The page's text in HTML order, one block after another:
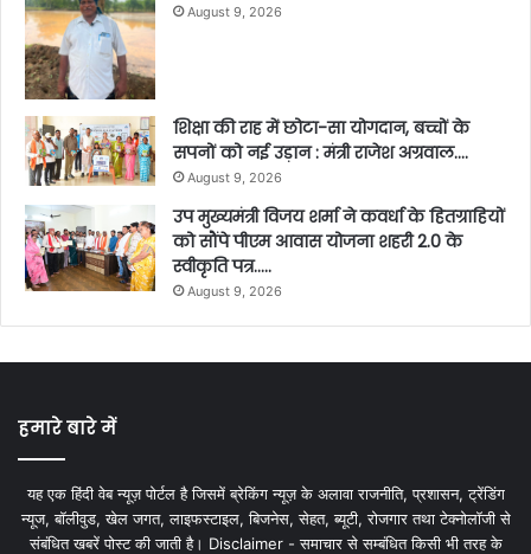
August 9, 2026
शिक्षा की राह में छोटा-सा योगदान, बच्चों के
सपनों को नई उड़ान : मंत्री राजेश अग्रवाल….
August 9, 2026
उप मुख्यमंत्री विजय शर्मा ने कवर्धा के हितग्राहियों
को सौंपे पीएम आवास योजना शहरी 2.0 के
स्वीकृति पत्र…..
August 9, 2026
हमारे बारे में
यह एक हिंदी वेब न्यूज़ पोर्टल है जिसमें ब्रेकिंग न्यूज़ के अलावा राजनीति, प्रशासन, ट्रेंडिंग
न्यूज, बॉलीवुड, खेल जगत, लाइफस्टाइल, बिजनेस, सेहत, ब्यूटी, रोजगार तथा टेक्नोलॉजी से
संबंधित खबरें पोस्ट की जाती है। Disclaimer - समाचार से सम्बंधित किसी भी तरह के